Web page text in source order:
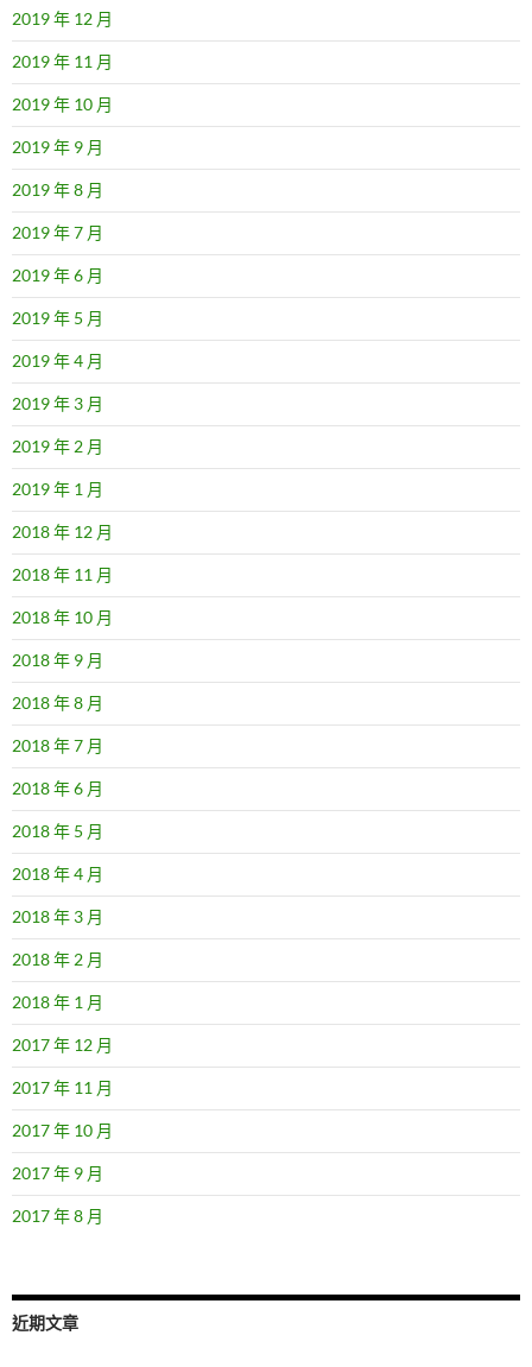
2019 年 12 月
2019 年 11 月
2019 年 10 月
2019 年 9 月
2019 年 8 月
2019 年 7 月
2019 年 6 月
2019 年 5 月
2019 年 4 月
2019 年 3 月
2019 年 2 月
2019 年 1 月
2018 年 12 月
2018 年 11 月
2018 年 10 月
2018 年 9 月
2018 年 8 月
2018 年 7 月
2018 年 6 月
2018 年 5 月
2018 年 4 月
2018 年 3 月
2018 年 2 月
2018 年 1 月
2017 年 12 月
2017 年 11 月
2017 年 10 月
2017 年 9 月
2017 年 8 月
近期文章